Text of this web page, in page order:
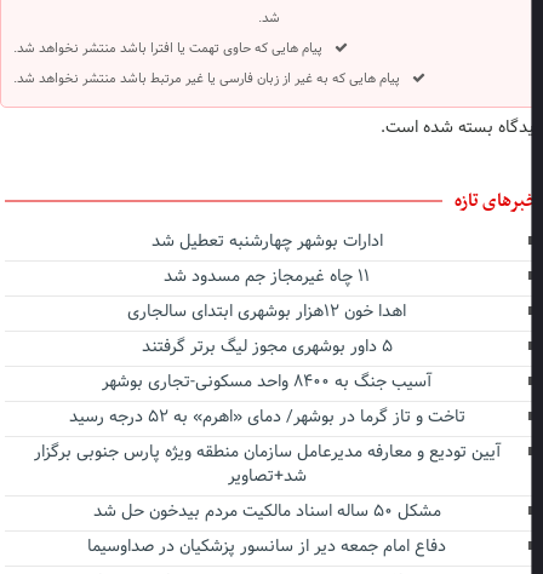
شد.
پیام هایی که حاوی تهمت یا افترا باشد منتشر نخواهد شد.
پیام هایی که به غیر از زبان فارسی یا غیر مرتبط باشد منتشر نخواهد شد.
بسته شده است.
تازه
ادارات بوشهر چهارشنبه تعطیل شد
اهدا خون ۱۲هزار بوشهری ابتدای سالجاری
آسیب جنگ به ۸۴۰۰ واحد مسکونی-تجاری بوشهر
تاخت و تاز گرما در بوشهر/ دمای «اهرم» به ۵۲ درجه رسید
آیین تودیع و معارفه مدیرعامل سازمان منطقه ویژه پارس جنوبی برگزار
شد+تصاویر
مشکل ۵۰ ساله اسناد مالکیت مردم بیدخون حل شد
دفاع امام جمعه دیر از سانسور پزشکیان در صداوسیما